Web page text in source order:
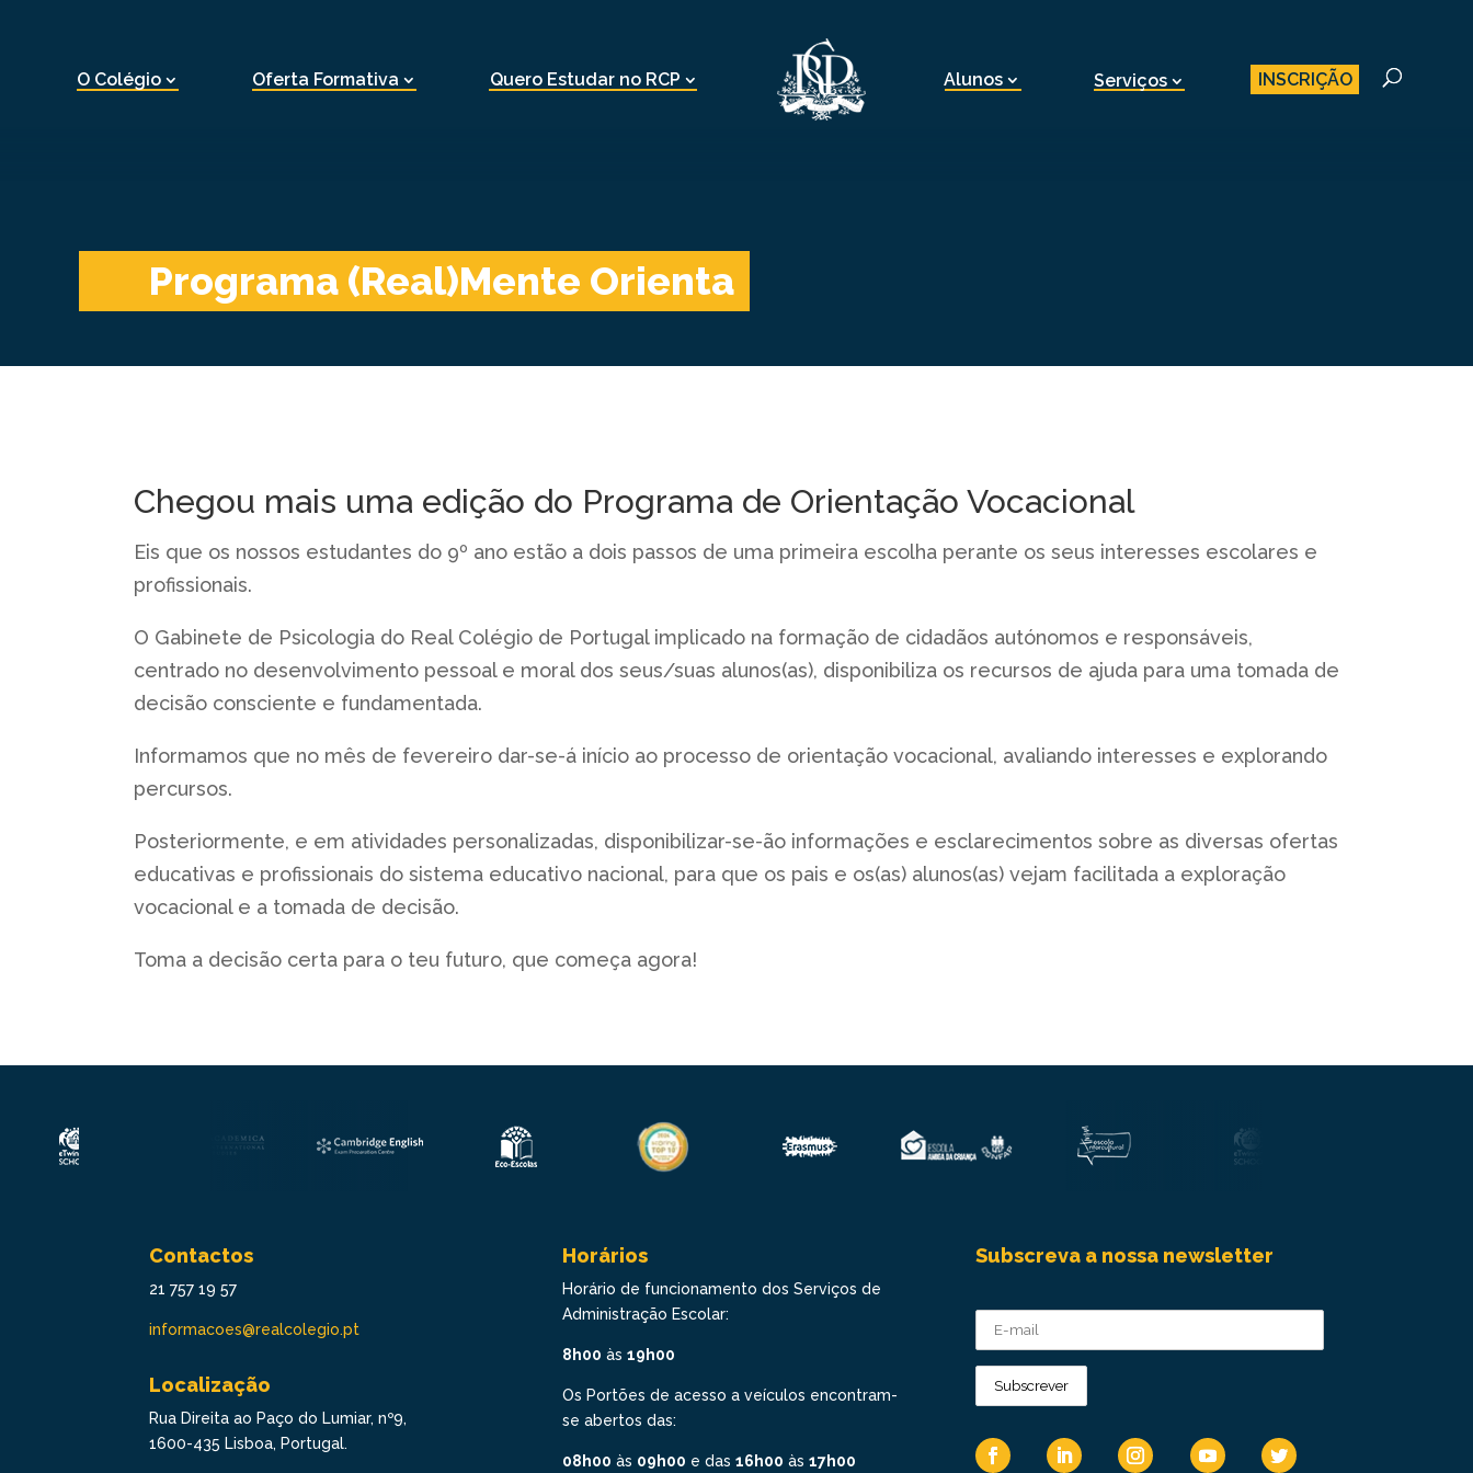
O Colégio Oferta Formativa Quero Estudar no RCP Alunos Serviços INSCRIÇÃO
Programa (Real)Mente Orienta
Chegou mais uma edição do Programa de Orientação Vocacional
Eis que os nossos estudantes do 9º ano estão a dois passos de uma primeira escolha perante os seus interesses escolares e
profissionais.
O Gabinete de Psicologia do Real Colégio de Portugal implicado na formação de cidadãos autónomos e responsáveis,
centrado no desenvolvimento pessoal e moral dos seus/suas alunos(as), disponibiliza os recursos de ajuda para uma tomada de
decisão consciente e fundamentada.
Informamos que no mês de fevereiro dar-se-á início ao processo de orientação vocacional, avaliando interesses e explorando
percursos.
Posteriormente, e em atividades personalizadas, disponibilizar-se-ão informações e esclarecimentos sobre as diversas ofertas
educativas e profissionais do sistema educativo nacional, para que os pais e os(as) alunos(as) vejam facilitada a exploração
vocacional e a tomada de decisão.
Toma a decisão certa para o teu futuro, que começa agora!
Contactos
21 757 19 57
informacoes@realcolegio.pt
Localização
Rua Direita ao Paço do Lumiar, nº9,
1600-435 Lisboa, Portugal.
Horários
Horário de funcionamento dos Serviços de
Administração Escolar:
8h00 às 19h00
Os Portões de acesso a veículos encontram-
se abertos das:
08h00 às 09h00 e das 16h00 às 17h00
Subscreva a nossa newsletter